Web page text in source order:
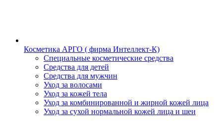
Косметика АРГО ( фирма Интеллект-К)
Специальные косметические средства
Средства для детей
Средства для мужчин
Уход за волосами
Уход за кожей тела
Уход за комбинированной и жирной кожей лица
Уход за сухой нормальной кожей лица и шеи